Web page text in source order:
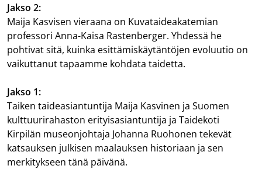
Jakso 2:
Maija Kasvisen vieraana on Kuvataideakatemian
professori Anna-Kaisa Rastenberger. Yhdessä he
pohtivat sitä, kuinka esittämiskäytäntöjen evoluutio on
vaikuttanut tapaamme kohdata taidetta.
Jakso 1:
Taiken taideasiantuntija Maija Kasvinen ja Suomen
kulttuurirahaston erityisasiantuntija ja Taidekoti
Kirpilän museonjohtaja Johanna Ruohonen tekevät
katsauksen julkisen maalauksen historiaan ja sen
merkitykseen tänä päivänä.